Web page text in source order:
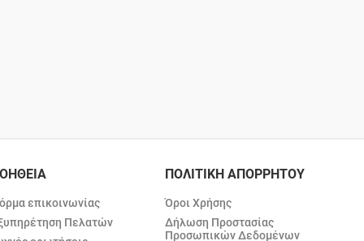
επικοινωνίας
Πελατών
ΠΟΛΙΤΙΚΗ ΑΠΟΡΡΗΤΟΥ
Όροι Χρήσης
Δήλωση Προστασίας
Προσωπικών Δεδομένων